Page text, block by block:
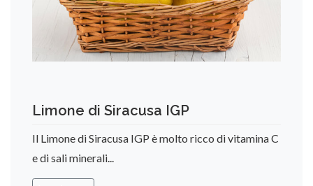
Limone di Siracusa IGP
Il Limone di Siracusa IGP è molto ricco di vitamina C
e di sali minerali...